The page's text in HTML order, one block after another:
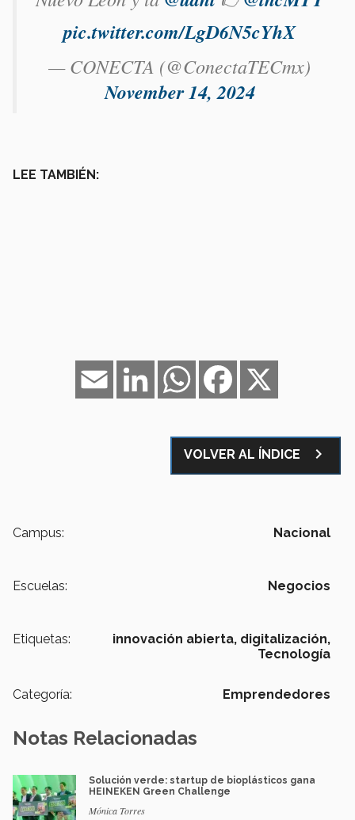
pic.twitter.com/LgD6N5cYhX
— CONECTA (@ConectaTECmx)
November 14, 2024
LEE TAMBIÉN:
Facebook
WhatsApp
LinkedIn
Email
VOLVER AL ÍNDICE navigate_next
Campus: Nacional
Escuelas: Negocios
Etiquetas: innovación abierta, digitalización,
Tecnología
Categoría: Emprendedores
Notas Relacionadas
Solución verde: startup de bioplásticos gana
HEINEKEN Green Challenge
Mónica Torres